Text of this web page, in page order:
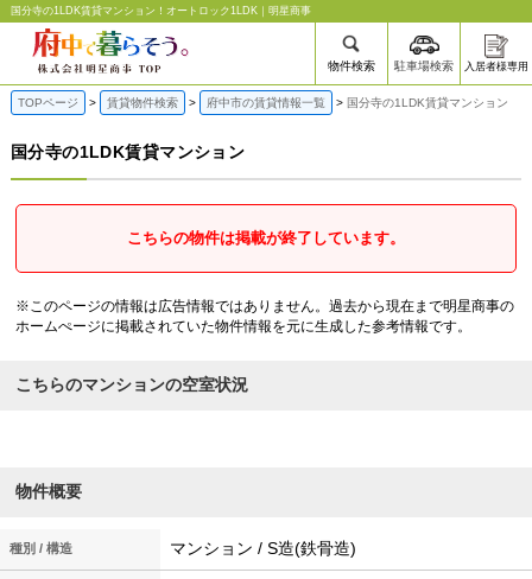
国分寺の1LDK賃貸マンション | 府中の賃貸なら明星商事
物件検索 駐車場検索 入居者様専用
国分寺の1LDK賃貸マンション！オートロック1LDK｜明星商事
TOPページ 賃貸物件検索 府中市の賃貸情報一覧 国分寺の1LDK賃貸マンション
国分寺の1LDK賃貸マンション
こちらの物件は掲載が終了しています。
※このページの情報は広告情報ではありません。過去から現在まで明星商事の
ホームぺージに掲載されていた物件情報を元に生成した参考情報です。
こちらのマンションの空室状況
物件概要
種別 / 構造 マンション / S造(鉄骨造)